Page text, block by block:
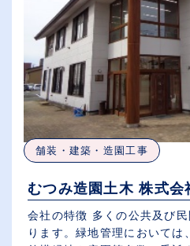
舗装・建築・造園工事
むつみ造園土木 株式会
会社の特徴 多くの公共及び
ります。緑地管理においては